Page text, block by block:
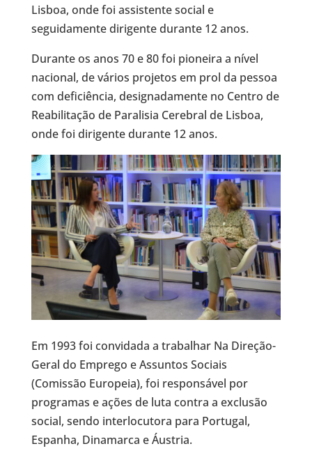
Lisboa, onde foi assistente social e
seguidamente dirigente durante 12 anos.
Durante os anos 70 e 80 foi pioneira a nível
nacional, de vários projetos em prol da pessoa
com deficiência, designadamente no Centro de
Reabilitação de Paralisia Cerebral de Lisboa,
onde foi dirigente durante 12 anos.
Em 1993 foi convidada a trabalhar Na Direção-
Geral do Emprego e Assuntos Sociais
(Comissão Europeia), foi responsável por
programas e ações de luta contra a exclusão
social, sendo interlocutora para Portugal,
Espanha, Dinamarca e Áustria.